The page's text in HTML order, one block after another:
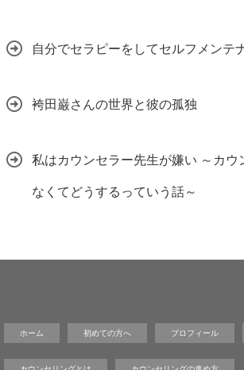
自分でセラピーをしてセルフメンテ
袴田巌さんの世界と彼の孤独
私はカウンセラー先生が嫌い ～カウ
なくてどうするっていう話～
ホーム 初めての方へ プロフィール